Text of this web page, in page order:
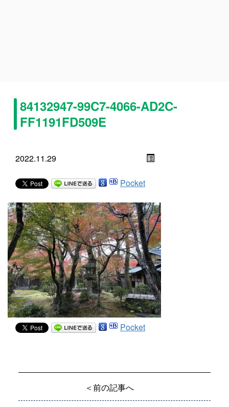
84132947-99C7-4066-AD2C-
FF1191FD509E
2022.11.29
Pocket
Pocket
＜前の記事へ